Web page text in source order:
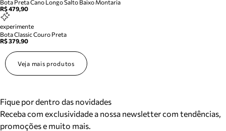
Bota Preta Cano Longo Salto Baixo Montaria
R$ 479,90
experimente
Bota Classic Couro Preta
R$ 379,90
Veja mais produtos
Fique por dentro das novidades
Receba com exclusividade a nossa newsletter com tendências,
promoções e muito mais.